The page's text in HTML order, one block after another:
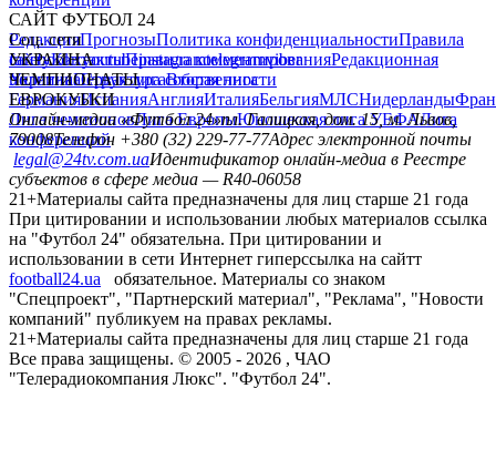
САЙТ ФУТБОЛ 24
РедакцияПрогнозыПолитика конфиденциальностиПравила
сайтуКонтактыПравила комментированияРедакционная
политикаСтруктура собственности
Соц. сети
facebookxyoutubeinstagramtelegramviber
УКРАИНА
УкраинаПервая лигаВторая лига
ЧЕМПИОНАТЫ
ГерманияИспанияАнглияИталияБельгияМЛСНидерланды
ЕВРОКУБКИ
Лига чемпионовЛига ЕвропыЮношеская лига УЕФАЛига
конференций
Онлайн-медиа «Футбол 24»пл. Галицкая, дом. 15, м. Львов,
79008Телефон +380 (32) 229-77-77Адрес электронной почты
legal@24tv.com.uaИдентификатор онлайн-медиа в Реестре
субъектов в сфере медиа — R40-06058
21+Материалы сайта предназначены для лиц старше 21 года
При цитировании и использовании любых материалов ссылка
на "Футбол 24" обязательна. При цитировании и
использовании в сети Интернет гиперссылка на сайтт
football24.ua
обязательное. Материалы со знаком
"Спецпроект", "Партнерский материал", "Реклама", "Новости
компаний" публикуем на правах рекламы.
21+Материалы сайта предназначены для лиц старше 21 года
Все права защищены. © 2005 - 2026 , ЧАО
"Телерадиокомпания Люкс". "Футбол 24".